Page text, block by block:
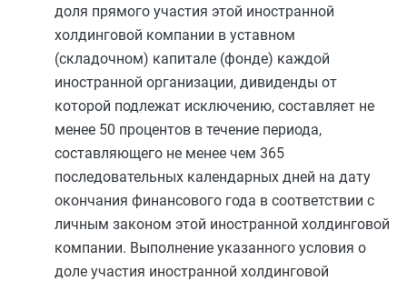
доля прямого участия этой иностранной
холдинговой компании в уставном
(складочном) капитале (фонде) каждой
иностранной организации, дивиденды от
которой подлежат исключению, составляет не
менее 50 процентов в течение периода,
составляющего не менее чем 365
последовательных календарных дней на дату
окончания финансового года в соответствии с
личным законом этой иностранной холдинговой
компании. Выполнение указанного условия о
доле участия иностранной холдинговой